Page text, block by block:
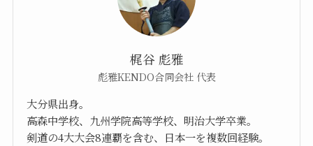
梶谷 彪雅
彪雅KENDO合同会社 代表
大分県出身。
高森中学校、九州学院高等学校、明治大学卒業。
剣道の4大大会8連覇を含む、日本一を複数回経験。